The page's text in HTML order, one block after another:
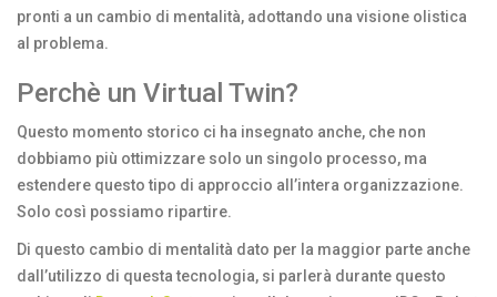
pronti a un cambio di mentalità, adottando una visione olistica
al problema.
Perchè un Virtual Twin?
Questo momento storico ci ha insegnato anche, che non
dobbiamo più ottimizzare solo un singolo processo, ma
estendere questo tipo di approccio all’intera organizzazione.
Solo così possiamo ripartire.
Di questo cambio di mentalità dato per la maggior parte anche
dall’utilizzo di questa tecnologia, si parlerà durante questo